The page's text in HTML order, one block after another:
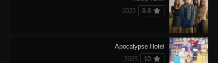
9.8
2025
Apocalypse Hotel
10
2025